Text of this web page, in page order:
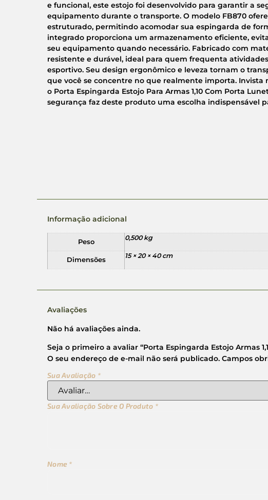
e funcional, este estojo foi desenvolvido para garantir a
equipamento durante o transporte. O modelo FB870
estruturado, permitindo acomodar sua espingarda de
integrado proporciona um armazenamento eficiente,
seu equipamento quando necessário. Fabricado com
resistente e durável, ideal para quem frequenta
esportivo. Seu design ergonômico e leveza tornam o
que você se concentre no que realmente importa.
o Porta Espingarda Estojo Para Armas 1,10 Com Porta
segurança faz deste produto uma escolha indispensável
Informação adicional
Peso
0,500 kg
Dimensões
15 × 20 × 40 cm
Avaliações
Não há avaliações ainda.
Seja o primeiro a avaliar “Porta Espingarda Estojo Armas
O seu endereço de e-mail não será publicado. Campos
Sua Avaliação *
Sua Avaliação Sobre O Produto *
Nome *